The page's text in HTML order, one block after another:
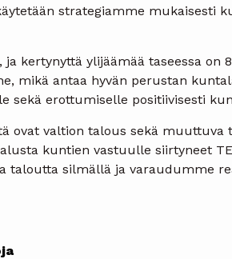
strategiamme mukaisesti
kertynyttä ylijäämää taseessa on
mikä antaa hyvän perustan
sekä erottumiselle positiivisesti
ovat valtion talous sekä muuttuva
kuntien vastuulle siirtyneet
taloutta silmällä ja varaudumme